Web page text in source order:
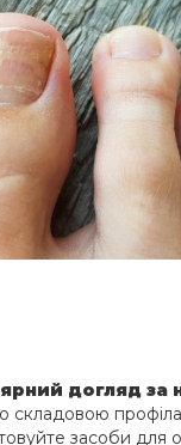
догляд за
складовою
засоби для